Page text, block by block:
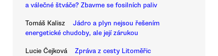
a válečné štváče? Zbavme se fosilních paliv
Tomáš Kalisz
Jádro a plyn nejsou řešením
energetické chudoby, ale její zárukou
Lucie Čejková
Zpráva z cesty Litoměřic